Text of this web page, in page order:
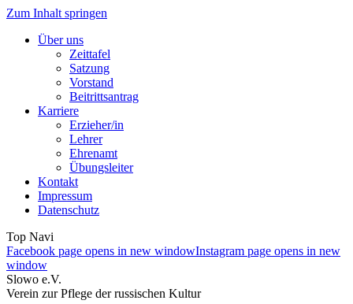
Zum Inhalt springen
Über uns
Zeittafel
Satzung
Vorstand
Beitrittsantrag
Karriere
Erzieher/in
Lehrer
Ehrenamt
Übungsleiter
Kontakt
Impressum
Datenschutz
Top Navi
Facebook page opens in new windowInstagram page opens in new
window
Slowo e.V.
Verein zur Pflege der russischen Kultur